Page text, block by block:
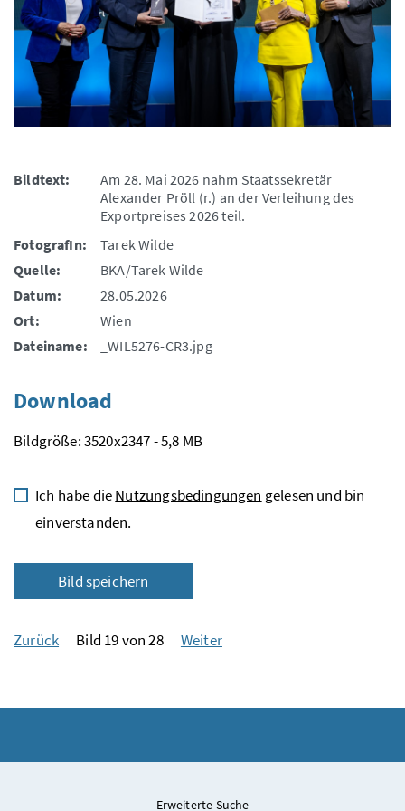
Bildtext:
Am 28. Mai 2026 nahm Staatssekretär
Alexander Pröll (r.) an der Verleihung des
Exportpreises 2026 teil.
FotografIn:
Tarek Wilde
Quelle:
BKA/Tarek Wilde
Datum:
28.05.2026
Ort:
Wien
Dateiname:
_WIL5276-CR3.jpg
Download
Bildgröße: 3520x2347 - 5,8 MB
Ich habe dieNutzungsbedingungen gelesen und bin
einverstanden.
Bild speichern
Zurück Bild 19 von 28 Weiter
Erweiterte Suche